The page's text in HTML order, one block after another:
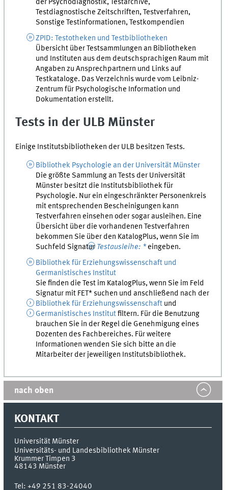
der Psychodiagnostik, Testarchive,
Testdiagnostische Zeitschriften, Testverfahren,
Sonstige Testinformationen, Testkompendien
ZPID: Testotheken und Testbibliotheken
Übersicht über Testsammlungen an Bibliotheken
und Instituten aus dem deutschsprachigen Raum mit
Angaben zu Ansprechpartnern und Links auf
Testkataloge. Das Verzeichnis wurde vom Leibniz-
Zentrum für Psychologische Information und
Dokumentation erstellt.
Tests in der ULB Münster
Einige Institutsbibliotheken der ULB besitzen Tests.
Bibliothek Psychologie an der Universität Münster
Die größte Sammlung an Tests der Universität
Münster besitzt die Institutsbibliothek für
Psychologie. Nur ein eingeschränkter Personenkreis
mit entsprechenden Bescheinigungen kann
Testverfahren einsehen oder sogar ausleihen. Eine
Übersicht über die vorhandenen Testverfahren
bekommen Sie über den KatalogPlus, wenn Sie im
Suchfeld Signatur Testausleihe: * eingeben.
Bibliothek für Erziehungswissenschaft und
Germanistisches Institut
Sie finden die Test im KatalogPlus, wenn Sie im Feld
Signatur mit FET* suchen und anschließend nach der
Bibliothek für Erziehungswissenschaft und
Germanistisches Institutfiltern. Für die Benutzung
brauchen Sie in der Regel die Genehmigung eines
Dozenten des Fachbereiches. Für weitere
Informationen wenden Sie sich bitte an die
Mitarbeiter der jeweiligen Institutsbibliothek.
nach oben
KONTAKT
Universität Münster
Universitäts- und Landesbibliothek Münster
Krummer Timpen 3
48143 Münster
Tel:+49 251 83-24040